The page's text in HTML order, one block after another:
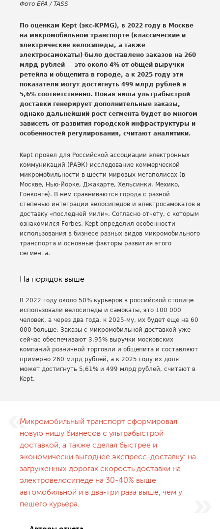
Фото EPA / TASS
По оценкам Kept (экс-KPMG), в 2022 году в Москве
на микромобильном транспорте (классические и
электрические велосипеды, а также
электросамокаты) было доставлено заказов на 260
млрд рублей — это около 4% от общей выручки
ретейла и общепита в городе, а к 2025 году эти
показатели могут достигнуть 499 млрд рублей и
5,6% соответственно. Новая ниша ультрабыстрой
доставки генерирует дополнительные заказы,
однако дальнейший рост сегмента будет во многом
зависеть от развития городской инфраструктуры и
особенностей регулирования, считают аналитики.
Kept провел для Российской ассоциации электронных
коммуникаций (РАЭК) исследование коммерческой
микромобильности в шести мировых мегаполисах (в
Москве, Нью-Йорке, Джакарте, Хельсинки, Мехико,
Гонконге). В нем сравниваются города с разной
степенью интеграции велосипедов и электросамокатов в
доставку «последней мили». Согласно отчету, с которым
ознакомился Forbes, Kept определил особенности
использования в бизнесе разных видов микромобильного
транспорта и основные факторы развития этого
сегмента.
На порядок выше
В 2022 году около 50% курьеров в российской столице
использовали велосипеды и самокаты, это 100 000
человек, а через два года, к 2025-му, их будет еще на 60
000 больше. Заказы с микромобильной доставкой уже
сейчас обеспечивают 3,95% выручки московских
компаний розничной торговли и общепита и составляют
примерно 260 млрд рублей, а к 2025 году их доля
может достигнуть 5,61% и 499 млрд рублей, считают в
Kept.
Микромобильный транспорт сформировал
новую нишу бизнесов с ультрабыстрой
доставкой, а также сделал быстрее и
экономически выгоднее экспресс-доставку: на
загруженных дорогах скорость доставки на
электровелосипеде на 30-40% выше
автомобильной и в два-три раза выше, чем у
пешего курьера.